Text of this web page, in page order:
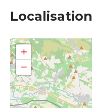
Localisation
+
−